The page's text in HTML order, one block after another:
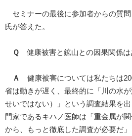
セミナーの最後に参加者からの質
氏が答えた。
Ｑ 健康被害と鉱山との因果関係は
Ａ
健康被害については私たちは
省は動きが遅く、最終的に「川の水
せいではない）」という調査結果を
門家であるキハノ医師は「重金属が
から、もっと徹底した調査が必要だ